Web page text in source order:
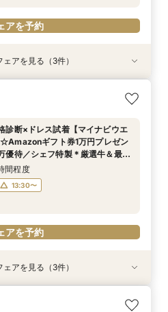
アを予約
が叶う◆安心サポート×豪華特典
13:30〜
アを予約
式＆会食に◎】少人数*貸切パー
13:30〜
アを予約
1着プレゼント】憧れ挙式×夢の花
13:30〜
アを予約
アを見る（3件）
診断×ドレス試着【マイナビウエ
ギフト券1万円プレゼン
優待／シェフ特製＊厳選牛＆最旬
選べる2つのチャペル＆フロア貸
間程度
13:30〜
アを予約
式＆会食に◎】少人数*貸切パー
スメ／選べるチャペル＆演出体験
が叶う◆安心サポート×豪華特典
アを見る（3件）